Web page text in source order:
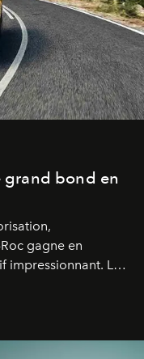
grand bond en
gagne en
impressionnant. Le
son SUV
Et le pari semble